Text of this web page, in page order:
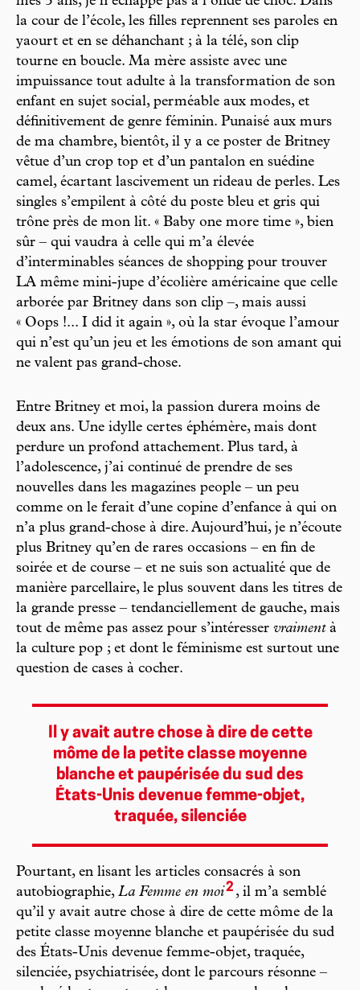
la cour de l’école, les filles reprennent ses paroles en
yaourt et en se déhanchant ; à la télé, son clip
tourne en boucle. Ma mère assiste avec une
impuissance tout adulte à la transformation de son
enfant en sujet social, perméable aux modes, et
définitivement de genre féminin. Punaisé aux murs
de ma chambre, bientôt, il y a ce poster de Britney
vêtue d’un crop top et d’un pantalon en suédine
camel, écartant lascivement un rideau de perles. Les
singles s’empilent à côté du poste bleu et gris qui
trône près de mon lit. « Baby one more time », bien
sûr – qui vaudra à celle qui m’a élevée
d’interminables séances de shopping pour trouver
LA même mini-jupe d’écolière américaine que celle
arborée par Britney dans son clip –, mais aussi
« Oops !... I did it again », où la star évoque l’amour
qui n’est qu’un jeu et les émotions de son amant qui
ne valent pas grand-chose.
Entre Britney et moi, la passion durera moins de
deux ans. Une idylle certes éphémère, mais dont
perdure un profond attachement. Plus tard, à
l’adolescence, j’ai continué de prendre de ses
nouvelles dans les magazines people – un peu
comme on le ferait d’une copine d’enfance à qui on
n’a plus grand-chose à dire. Aujourd’hui, je n’écoute
plus Britney qu’en de rares occasions – en fin de
soirée et de course – et ne suis son actualité que de
manière parcellaire, le plus souvent dans les titres de
la grande presse – tendanciellement de gauche, mais
tout de même pas assez pour s’intéresser vraimentà
la culture pop ; et dont le féminisme est surtout une
question de cases à cocher.
Il y avait autre chose à dire de cette
môme de la petite classe moyenne
blanche et paupérisée du sud des
États-Unis devenue femme-objet,
traquée, silenciée
Pourtant, en lisant les articles consacrés à son
autobiographie, La Femme en moi2 , il m’a semblé
qu’il y avait autre chose à dire de cette môme de la
petite classe moyenne blanche et paupérisée du sud
des États-Unis devenue femme-objet, traquée,
silenciée, psychiatrisée, dont le parcours résonne –